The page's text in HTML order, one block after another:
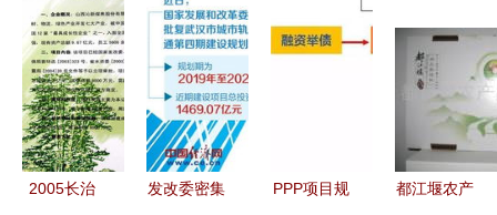
税收优惠政
策及项目投
资指引
部新区这
家'超级工
厂'正式投
产，项目投
资百亿级引
领产业升级
南新城的投
项目推荐
2005长治
发改委密集
PPP项目规
都江堰农产